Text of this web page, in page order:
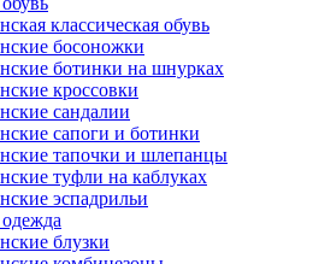
классическая обувь
босоножки
ботинки на шнурках
кроссовки
сандалии
сапоги и ботинки
тапочки и шлепанцы
туфли на каблуках
эспадрильи
блузки